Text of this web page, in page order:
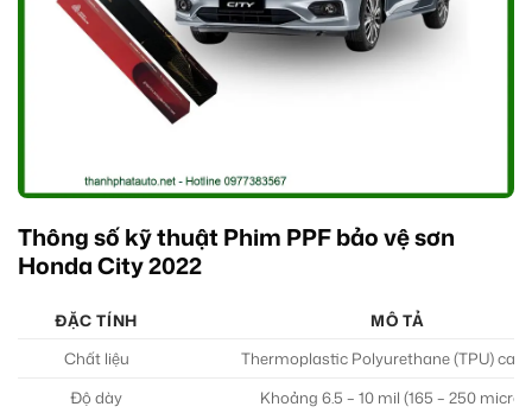
Thông số kỹ thuật Phim PPF bảo vệ sơn
Honda City 2022
ĐẶC TÍNH
MÔ TẢ
Chất liệu
Thermoplastic Polyurethane (TPU) cao
Độ dày
Khoảng 6.5 – 10 mil (165 – 250